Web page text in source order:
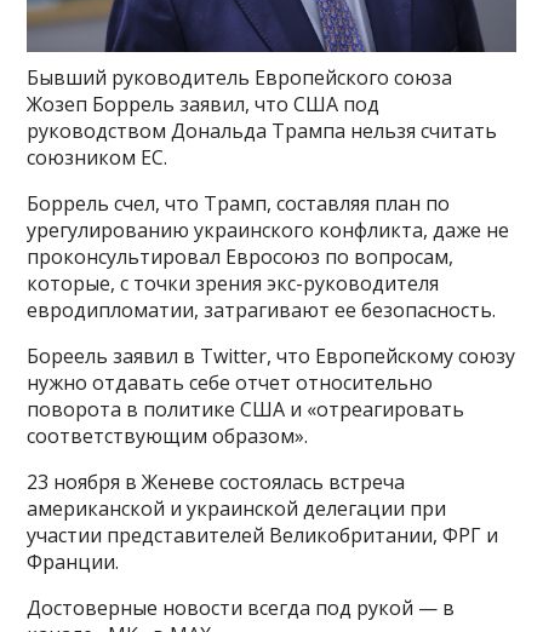
Бывший руководитель Европейского союза
Жозеп Боррель заявил, что США под
руководством Дональда Трампа нельзя считать
союзником ЕС.
Боррель счел, что Трамп, составляя план по
урегулированию украинского конфликта, даже не
проконсультировал Евросоюз по вопросам,
которые, с точки зрения экс-руководителя
евродипломатии, затрагивают ее безопасность.
Бореель заявил в Twitter, что Европейскому союзу
нужно отдавать себе отчет относительно
поворота в политике США и «отреагировать
соответствующим образом».
23 ноября в Женеве состоялась встреча
американской и украинской делегации при
участии представителей Великобритании, ФРГ и
Франции.
Достоверные новости всегда под рукой — в